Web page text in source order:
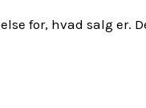
for, hvad salg er.